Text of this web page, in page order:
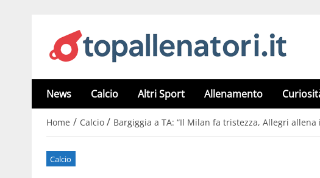
News Calcio Altri Sport Allenamento
Home / Calcio / Bargiggia a TA: “Il Milan fa tristezza, Allegri
Calcio